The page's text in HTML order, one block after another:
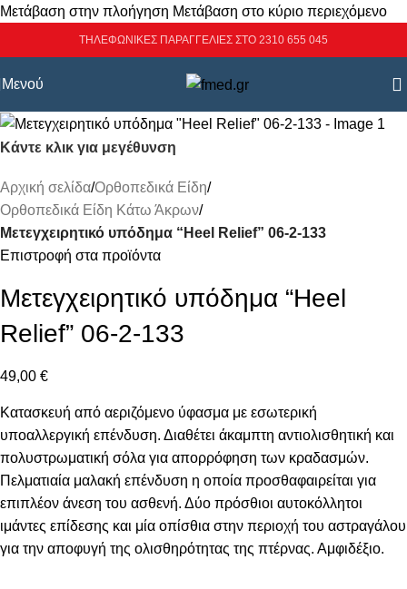
Μετάβαση στην πλοήγηση Μετάβαση στο κύριο περιεχόμενο
ΤΗΛΕΦΩΝΙΚΕΣ ΠΑΡΑΓΓΕΛΙΕΣ ΣΤΟ 2310 655 045
Μενού
Κάντε κλικ για μεγέθυνση
Αρχική σελίδα/Ορθοπεδικά Είδη/
Ορθοπεδικά Είδη Κάτω Άκρων/
Μετεγχειρητικό υπόδημα “Heel Relief” 06-2-133
Επιστροφή στα προϊόντα
Μετεγχειρητικό υπόδημα “Heel
Relief” 06-2-133
49,00 €
Κατασκευή από αεριζόμενο ύφασμα με εσωτερική
υποαλλεργική επένδυση. Διαθέτει άκαμπτη αντιολισθητική και
πολυστρωματική σόλα για απορρόφηση των κραδασμών.
Πελματιαία μαλακή επένδυση η οποία προσθαφαιρείται για
επιπλέον άνεση του ασθενή. Δύο πρόσθιοι αυτοκόλλητοι
ιμάντες επίδεσης και μία οπίσθια στην περιοχή του αστραγάλου
για την αποφυγή της ολισθηρότητας της πτέρνας. Αμφιδέξιο.